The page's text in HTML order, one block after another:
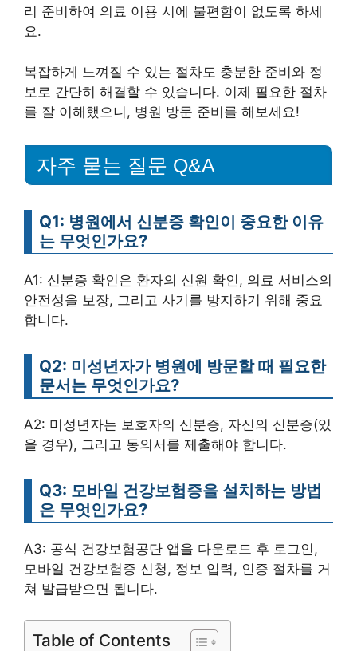
리 준비하여 의료 이용 시에 불편함이 없도록 하세
요.
복잡하게 느껴질 수 있는 절차도 충분한 준비와 정
보로 간단히 해결할 수 있습니다. 이제 필요한 절차
를 잘 이해했으니, 병원 방문 준비를 해보세요!
자주 묻는 질문 Q&A
Q1: 병원에서 신분증 확인이 중요한 이유
는 무엇인가요?
A1: 신분증 확인은 환자의 신원 확인, 의료 서비스의
안전성을 보장, 그리고 사기를 방지하기 위해 중요
합니다.
Q2: 미성년자가 병원에 방문할 때 필요한
문서는 무엇인가요?
A2: 미성년자는 보호자의 신분증, 자신의 신분증(있
을 경우), 그리고 동의서를 제출해야 합니다.
Q3: 모바일 건강보험증을 설치하는 방법
은 무엇인가요?
A3: 공식 건강보험공단 앱을 다운로드 후 로그인,
모바일 건강보험증 신청, 정보 입력, 인증 절차를 거
쳐 발급받으면 됩니다.
Table of Contents